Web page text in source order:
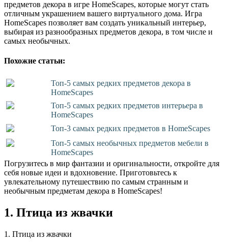
предметов декора в игре HomeScapes, которые могут стать
отличным украшением вашего виртуального дома. Игра
HomeScapes позволяет вам создать уникальный интерьер,
выбирая из разнообразных предметов декора, в том числе и
самых необычных.
Похожие статьи:
Топ-5 самых редких предметов декора в
HomeScapes
Топ-5 самых редких предметов интерьера в
HomeScapes
Топ-3 самых редких предметов в HomeScapes
Топ-5 самых необычных предметов мебели в
HomeScapes
Погрузитесь в мир фантазии и оригинальности, откройте для
себя новые идеи и вдохновение. Приготовьтесь к
увлекательному путешествию по самым странным и
необычным предметам декора в HomeScapes!
1. Птица из жвачки
1. Птица из жвачки